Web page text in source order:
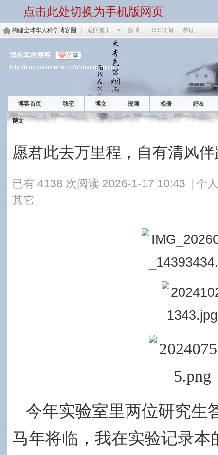
点击此处切换为手机版网页
构建全球华人科学博客圈 返回首页 微博 RSS订阅 帮助
郑永军的博客 分享
http://blog.sciencenet.cn/u/zhengyongjun
博客首页 动态 博文 视频 相册 好友
博文
愿君此去万里程，自有清风
已有 4138 次阅读 2026-1-17 10:43
个
其它
今年实验室里两位研究生
马年将临，我在实验记录本